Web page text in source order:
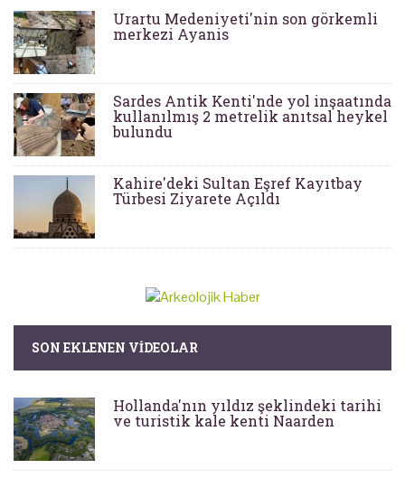
Urartu Medeniyeti'nin son görkemli
merkezi Ayanis
Sardes Antik Kenti'nde yol inşaatında
kullanılmış 2 metrelik anıtsal heykel
bulundu
Kahire'deki Sultan Eşref Kayıtbay
Türbesi Ziyarete Açıldı
SON EKLENEN VIDEOLAR
Hollanda'nın yıldız şeklindeki tarihi
ve turistik kale kenti Naarden